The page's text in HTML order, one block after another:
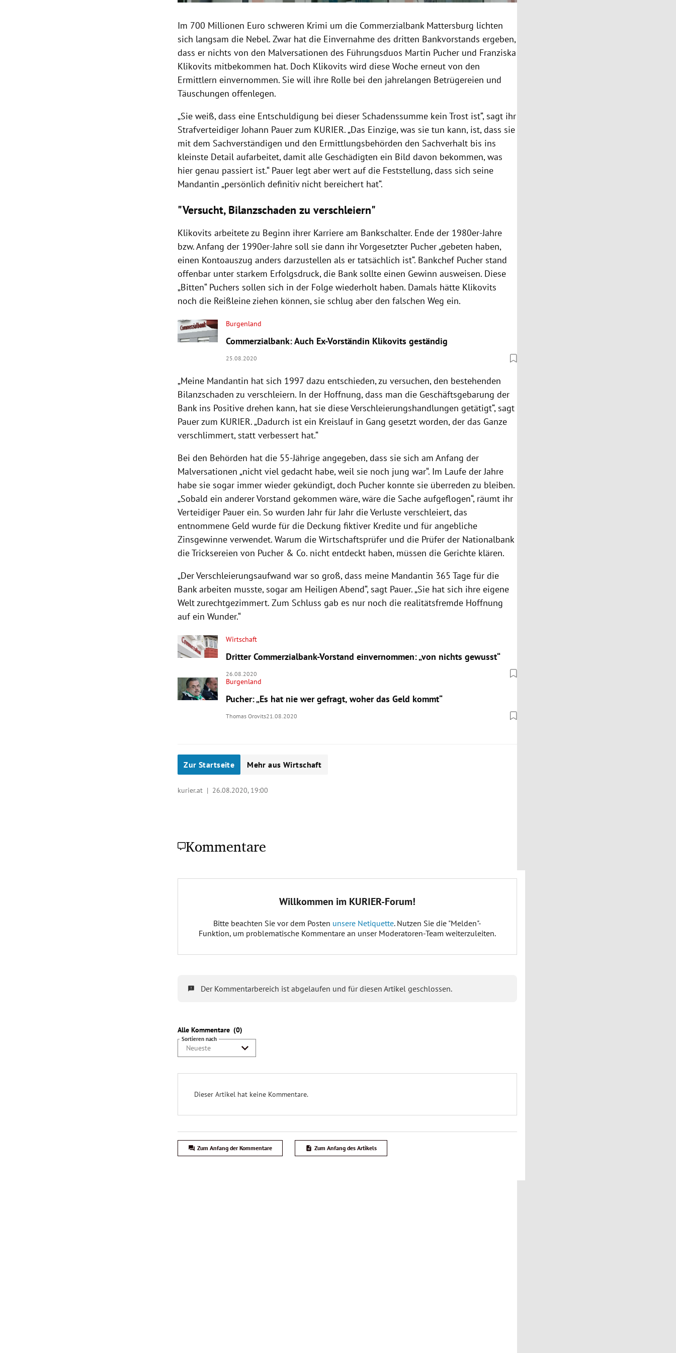
Im 700 Millionen Euro schweren Krimi um die Commerzialbank Mattersburg lichten
sich langsam die Nebel. Zwar hat die Einvernahme des dritten Bankvorstands ergeben,
dass er nichts von den Malversationen des Führungsduos Martin Pucher und Franziska
Klikovits mitbekommen hat. Doch Klikovits wird diese Woche erneut von den
Ermittlern einvernommen. Sie will ihre Rolle bei den jahrelangen Betrügereien und
Täuschungen offenlegen.
„Sie weiß, dass eine Entschuldigung bei dieser Schadenssumme kein Trost ist“, sagt ihr
Strafverteidiger Johann Pauer zum KURIER. „Das Einzige, was sie tun kann, ist, dass sie
mit dem Sachverständigen und den Ermittlungsbehörden den Sachverhalt bis ins
kleinste Detail aufarbeitet, damit alle Geschädigten ein Bild davon bekommen, was
hier genau passiert ist.“ Pauer legt aber wert auf die Feststellung, dass sich seine
Mandantin „persönlich definitiv nicht bereichert hat“.
"Versucht, Bilanzschaden zu verschleiern"
Klikovits arbeitete zu Beginn ihrer Karriere am Bankschalter. Ende der 1980er-Jahre
bzw. Anfang der 1990er-Jahre soll sie dann ihr Vorgesetzter Pucher „gebeten haben,
einen Kontoauszug anders darzustellen als er tatsächlich ist“. Bankchef Pucher stand
offenbar unter starkem Erfolgsdruck, die Bank sollte einen Gewinn ausweisen. Diese
„Bitten“ Puchers sollen sich in der Folge wiederholt haben. Damals hätte Klikovits
noch die Reißleine ziehen können, sie schlug aber den falschen Weg ein.
Burgenland
Commerzialbank: Auch Ex-Vorständin Klikovits geständig
25.08.2020
„Meine Mandantin hat sich 1997 dazu entschieden, zu versuchen, den bestehenden
Bilanzschaden zu verschleiern. In der Hoffnung, dass man die Geschäftsgebarung der
Bank ins Positive drehen kann, hat sie diese Verschleierungshandlungen getätigt“, sagt
Pauer zum KURIER. „Dadurch ist ein Kreislauf in Gang gesetzt worden, der das Ganze
verschlimmert, statt verbessert hat.“
Bei den Behörden hat die 55-Jährige angegeben, dass sie sich am Anfang der
Malversationen „nicht viel gedacht habe, weil sie noch jung war“. Im Laufe der Jahre
habe sie sogar immer wieder gekündigt, doch Pucher konnte sie überreden zu bleiben.
„Sobald ein anderer Vorstand gekommen wäre, wäre die Sache aufgeflogen“, räumt ihr
Verteidiger Pauer ein. So wurden Jahr für Jahr die Verluste verschleiert, das
entnommene Geld wurde für die Deckung fiktiver Kredite und für angebliche
Zinsgewinne verwendet. Warum die Wirtschaftsprüfer und die Prüfer der Nationalbank
die Tricksereien von Pucher & Co. nicht entdeckt haben, müssen die Gerichte klären.
„Der Verschleierungsaufwand war so groß, dass meine Mandantin 365 Tage für die
Bank arbeiten musste, sogar am Heiligen Abend“, sagt Pauer. „Sie hat sich ihre eigene
Welt zurechtgezimmert. Zum Schluss gab es nur noch die realitätsfremde Hoffnung
auf ein Wunder.“
Wirtschaft
Dritter Commerzialbank-Vorstand einvernommen: „von nichts gewusst“
26.08.2020
Burgenland
Pucher: „Es hat nie wer gefragt, woher das Geld kommt“
Thomas Orovits21.08.2020
Zur Startseite Mehr aus Wirtschaft
kurier.at | 26.08.2020, 19:00
Kommentare